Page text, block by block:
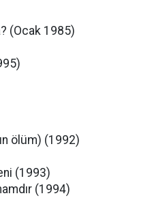
(Ocak 1985)
ölüm) (1992)
(1993)
(1994)